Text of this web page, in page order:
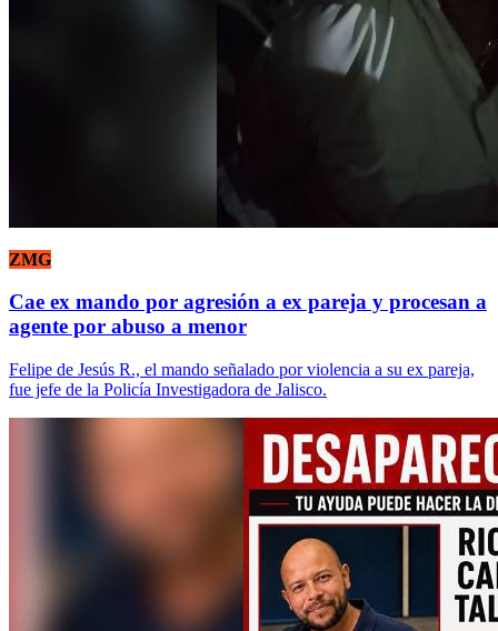
ZMG
Cae ex mando por agresión a ex pareja y procesan a
agente por abuso a menor
Felipe de Jesús R., el mando señalado por violencia a su ex pareja,
fue jefe de la Policía Investigadora de Jalisco.